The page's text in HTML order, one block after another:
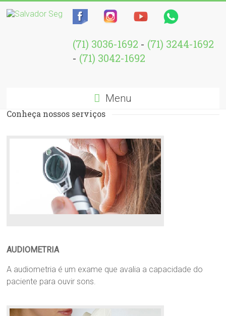
(71) 3036-1692 - (71) 3244-1692
- (71) 3042-1692
Menu
Conheça nossos serviços
AUDIOMETRIA
A audiometria é um exame que avalia a capacidade do
paciente para ouvir sons.